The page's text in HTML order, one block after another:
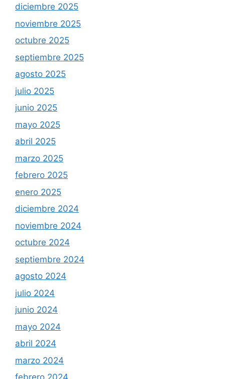
diciembre 2025
noviembre 2025
octubre 2025
septiembre 2025
agosto 2025
julio 2025
junio 2025
mayo 2025
abril 2025
marzo 2025
febrero 2025
enero 2025
diciembre 2024
noviembre 2024
octubre 2024
septiembre 2024
agosto 2024
julio 2024
junio 2024
mayo 2024
abril 2024
marzo 2024
febrero 2024